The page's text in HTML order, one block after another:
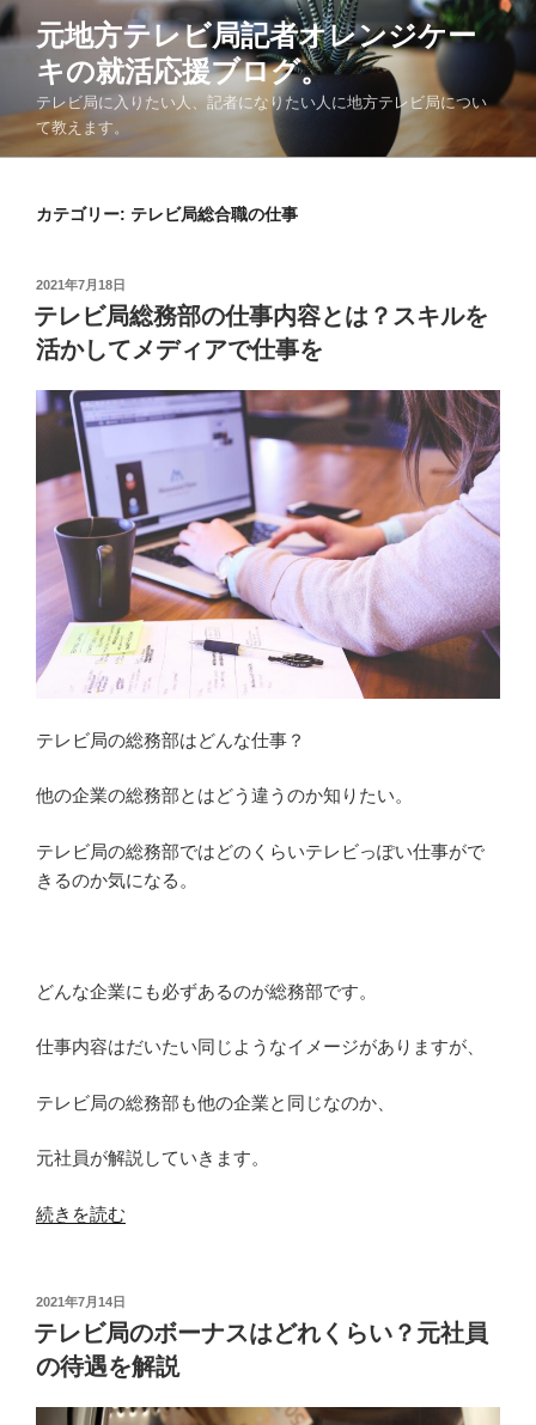
コ
ン
へ
元地方テレビ局記者オレンジケー
キの就活応援ブログ。
テレビ局に入りたい人、記者になりたい人に地方テレビ局につい
て教えます。
カテゴリー: テレビ局総合職の仕事
投
稿
日:
2021年7月18日
テレビ局総務部の仕事内容とは？スキルを
活かしてメディアで仕事を
テレビ局の総務部はどんな仕事？
他の企業の総務部とはどう違うのか知りたい。
テレビ局の総務部ではどのくらいテレビっぽい仕事がで
きるのか気になる。
どんな企業にも必ずあるのが総務部です。
仕事内容はだいたい同じようなイメージがありますが、
テレビ局の総務部も他の企業と同じなのか、
元社員が解説していきます。
“テ
局
総
務
の
続きを読む
投
稿
日:
2021年7月14日
テレビ局のボーナスはどれくらい？元社員
の待遇を解説